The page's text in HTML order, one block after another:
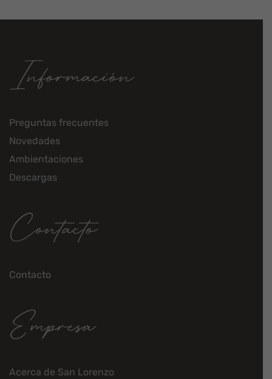
Información
Preguntas frecuentes
Novedades
Ambientaciones
Descargas
Contacto
Contacto
Empresa
Acerca de San Lorenzo